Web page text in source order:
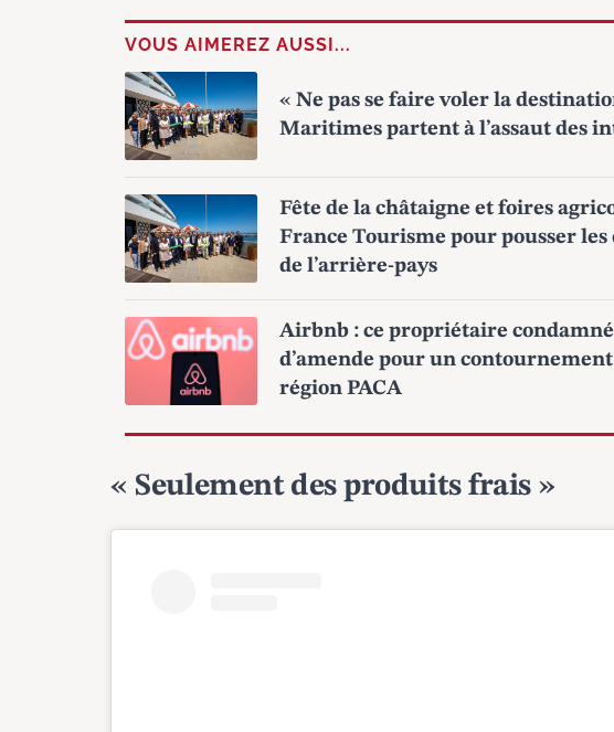
VOUS AIMEREZ AUSSI...
« Ne pas se faire voler la
Maritimes partent à l’assaut des
Fête de la châtaigne et foires
France Tourisme pour pousser les
de l’arrière-pays
Airbnb : ce propriétaire condamné
d’amende pour un
région PACA
« Seulement des produits frais »